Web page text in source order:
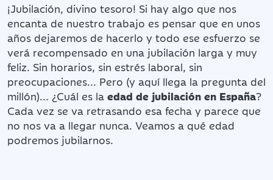
¡Jubilación, divino tesoro! Si hay algo que nos
encanta de nuestro trabajo es pensar que en unos
años dejaremos de hacerlo y todo ese esfuerzo se
verá recompensado en una jubilación larga y muy
feliz. Sin horarios, sin estrés laboral, sin
preocupaciones... Pero (y aquí llega la pregunta del
millón)... ¿Cuál es la edad de jubilación en España?
Cada vez se va retrasando esa fecha y parece que
no nos va a llegar nunca. Veamos a qué edad
podremos jubilarnos.